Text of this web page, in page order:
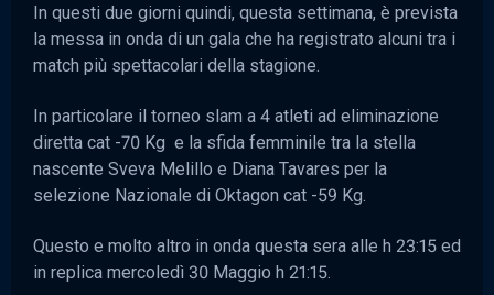
In questi due giorni quindi, questa settimana, è prevista
la messa in onda di un gala che ha registrato alcuni tra i
match più spettacolari della stagione.
In particolare il torneo slam a 4 atleti ad eliminazione
diretta cat -70 Kg e la sfida femminile tra la stella
nascente Sveva Melillo e Diana Tavares per la
selezione Nazionale di Oktagon cat -59 Kg.
Questo e molto altro in onda questa sera alle h 23:15 ed
in replica mercoledì 30 Maggio h 21:15.